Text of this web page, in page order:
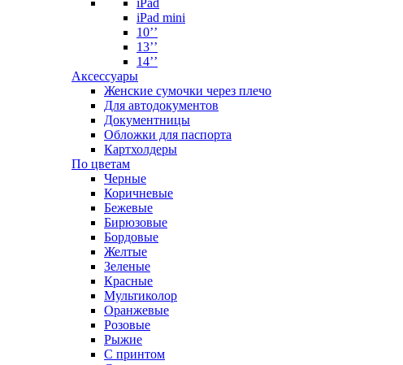
iPad
iPad mini
10’’
13’’
14’’
Аксессуары
Женские сумочки через плечо
Для автодокументов
Документницы
Обложки для паспорта
Картхолдеры
По цветам
Черные
Коричневые
Бежевые
Бирюзовые
Бордовые
Желтые
Зеленые
Красные
Мультиколор
Оранжевые
Розовые
Рыжие
С принтом